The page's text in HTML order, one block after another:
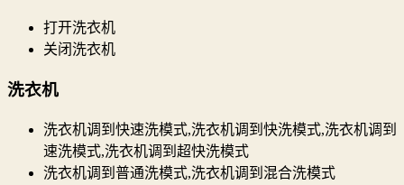
打开洗衣机
关闭洗衣机
洗衣机
洗衣机调到快速洗模式,洗衣机调到快洗模式,洗衣机调到
速洗模式,洗衣机调到超快洗模式
洗衣机调到普通洗模式,洗衣机调到混合洗模式